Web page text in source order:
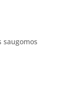
saugomos